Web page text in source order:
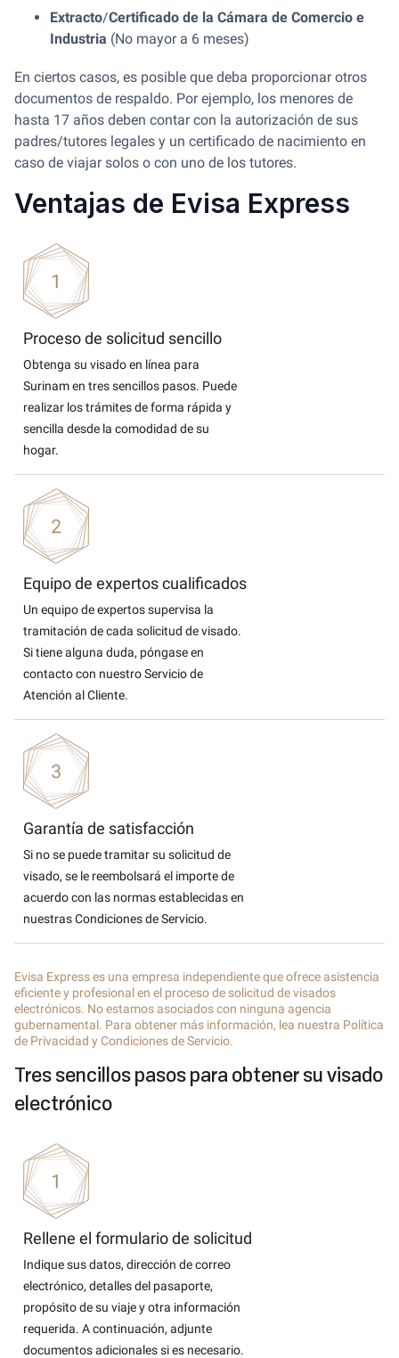
Extracto/Certificado de la Cámara de Comercio e
Industria (No mayor a 6 meses)
En ciertos casos, es posible que deba proporcionar otros
documentos de respaldo. Por ejemplo, los menores de
hasta 17 años deben contar con la autorización de sus
padres/tutores legales y un certificado de nacimiento en
caso de viajar solos o con uno de los tutores.
Ventajas de Evisa Express
Proceso de solicitud sencillo
Obtenga su visado en línea para
Surinam en tres sencillos pasos. Puede
realizar los trámites de forma rápida y
sencilla desde la comodidad de su
hogar.
Equipo de expertos cualificados
Un equipo de expertos supervisa la
tramitación de cada solicitud de visado.
Si tiene alguna duda, póngase en
contacto con nuestro Servicio de
Atención al Cliente.
Garantía de satisfacción
Si no se puede tramitar su solicitud de
visado, se le reembolsará el importe de
acuerdo con las normas establecidas en
nuestras Condiciones de Servicio.
Evisa Express es una empresa independiente que ofrece asistencia
eficiente y profesional en el proceso de solicitud de visados
electrónicos. No estamos asociados con ninguna agencia
gubernamental. Para obtener más información, lea nuestra Política
de Privacidad y Condiciones de Servicio.
Tres sencillos pasos para obtener su visado
electrónico
Rellene el formulario de solicitud
Indique sus datos, dirección de correo
electrónico, detalles del pasaporte,
propósito de su viaje y otra información
requerida. A continuación, adjunte
documentos adicionales si es necesario.